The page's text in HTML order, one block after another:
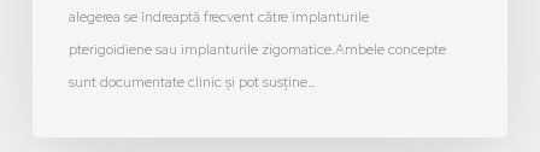
alegerea se îndreaptă frecvent către implanturile
pterigoidiene sau implanturile zigomatice.Ambele concepte
sunt documentate clinic și pot susține…